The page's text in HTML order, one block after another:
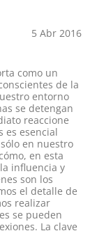
5 Abr 2016
como un
de la
entorno
se detengan
reaccione
es esencial
en nuestro
en esta
influencia y
son los
el detalle de
realizar
se pueden
La clave